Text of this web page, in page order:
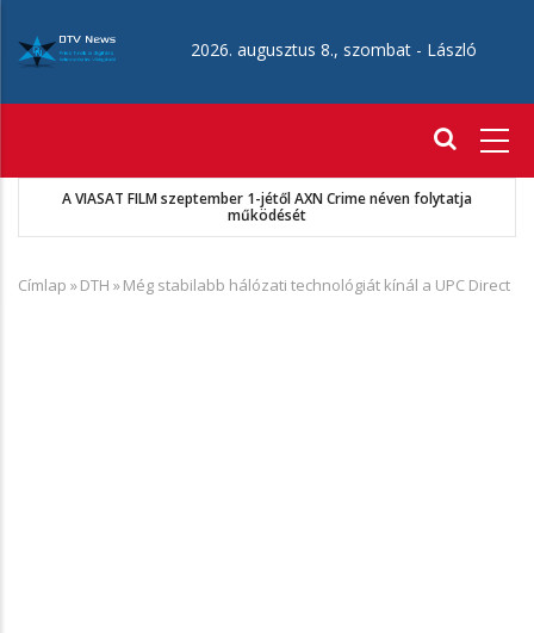
tartalomra
2026. augusztus 8., szombat - László
A VIASAT FILM szeptember 1-jétől AXN Crime néven folytatja
működését
Morzsa
Címlap »DTH »Még stabilabb hálózati technológiát kínál a UPC Direct